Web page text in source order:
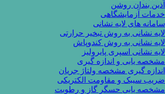
آذین بندان روشن
خدمات آزمایشگاهی
سامانه های لایه نشانی
لایه نشانی به روش تبخیر حرارتی
لایه نشانی به روش کندوپاش
لایه نشانی اسپری پایرولیز
مشخصه یابی و اندازه گیری
اندازه گیری مشخصه ولتاژ جریان
ضریب سیبک و مقاومت الکتریکی
مشخصه یابی حسگر گاز و رطوبت